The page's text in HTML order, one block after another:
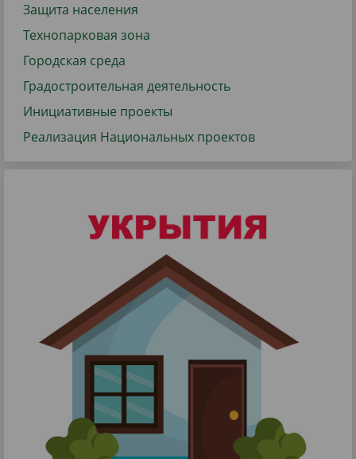
Защита населения
Технопарковая зона
Городская среда
Градостроительная деятельность
Инициативные проекты
Реализация Национальных проектов